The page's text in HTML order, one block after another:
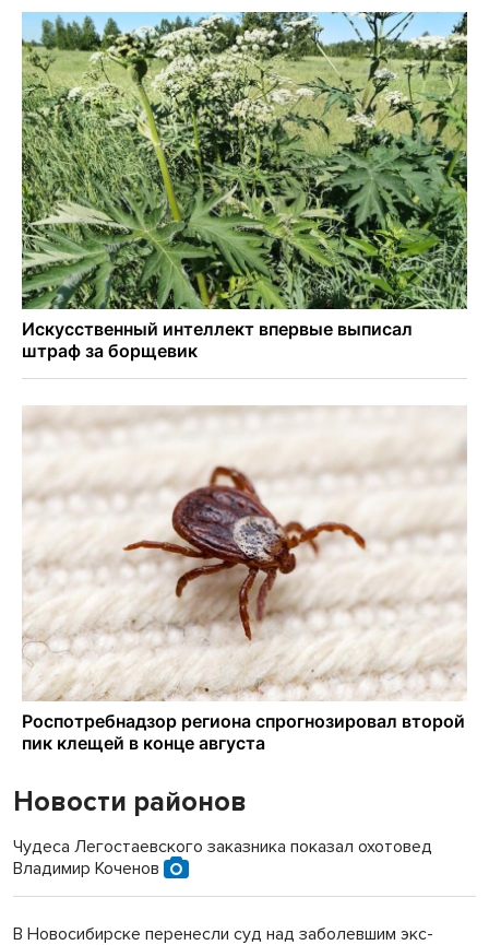
Новости районов
Чудеса Легостаевского заказника показал охотовед
Владимир Коченов
В Новосибирске перенесли суд над заболевшим экс-